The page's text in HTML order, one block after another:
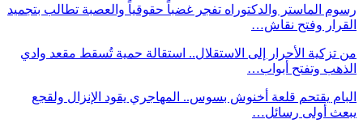
رسوم الماستر والدكتوراه تفجر غضباً حقوقياً والعصبة تطالب بتجميد
القرار وفتح نقاش…
من تزكية الأحرار إلى الاستقلال.. استقالة حمية تُسقط مقعد وادي
الذهب وتفتح أبواب…
البام يقتحم قلعة أخنوش بسوس.. المهاجري يقود الإنزال ولقجع
يبعث أولى رسائل…